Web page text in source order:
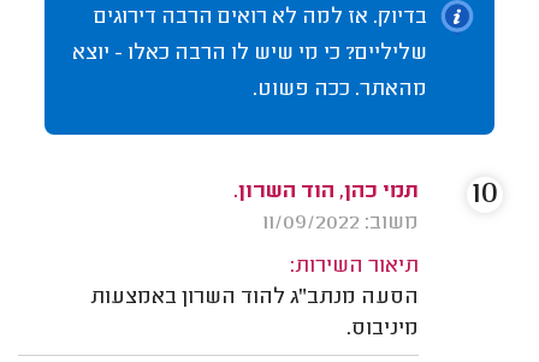
בדיוק. אז למה לא רואים הרבה דירוגים
שליליים? כי מי שיש לו הרבה כאלו - יוצא
מהאתר. ככה פשוט.
תמי כהן, הוד השרון.
משוב: 11/09/2022
תיאור השירות:
הסעה מנתב"ג להוד השרון באמצעות
מיניבוס.
10